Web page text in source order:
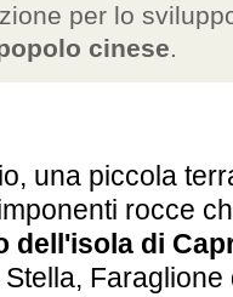
per lo
cinese.
una piccola
rocce
dell'isola di